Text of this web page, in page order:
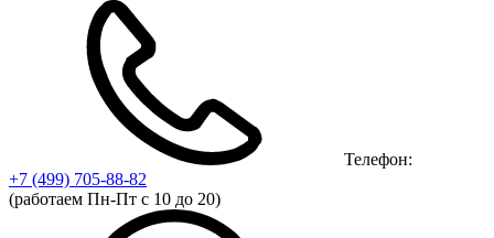
Телефон:
+7 (499) 705-88-82
(работаем Пн-Пт с 10 до 20)